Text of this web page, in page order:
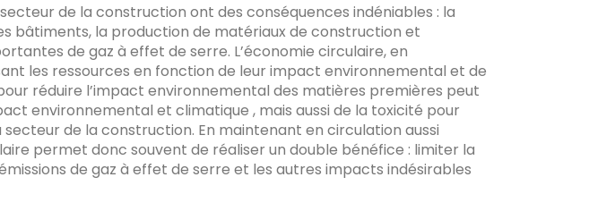
de la construction ont des conséquences indéniables : la
bâtiments, la production de matériaux de construction et
de gaz à effet de serre. L’économie circulaire, en
les ressources en fonction de leur impact environnemental et de
réduire l’impact environnemental des matières premières peut
environnemental et climatique , mais aussi de la toxicité pour
secteur de la construction. En maintenant en circulation aussi
permet donc souvent de réaliser un double bénéfice : limiter la
de gaz à effet de serre et les autres impacts indésirables